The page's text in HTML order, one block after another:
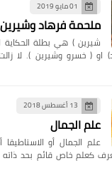
01 مايو 2019
ملحمة فرهاد وشيرين
شيرين ) هي بطلة الحكاية
او ( خسرو وشيرين ). لا
13 أغسطس 2018
علم الجمال
علم الجمال أو الاستاطيقا
كعلم خاص قائم بحد